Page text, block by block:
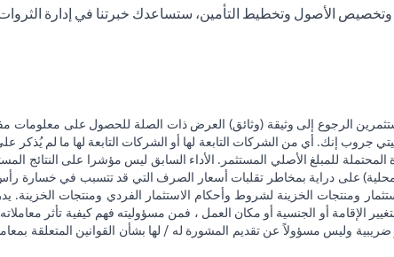
وتخصيص الأصول وتخطيط التأمين، ستساعدك خبرتنا في إدارة
الرجوع إلى وثيقة (وثائق) العرض ذات الصلة للحصول على معلومات
إنك. أي من الشركات التابعة لها أو الشركات التابعة لها ما لم يُذكر
للمبلغ الأصلي المستثمر. الأداء السابق ليس مؤشرا على النتائج
على دراية بمخاطر تقلبات أسعار الصرف التي قد تتسبب في خسارة رأس
ومنتجات الخزينة لشروط وأحكام الاستثمار الفردي ومنتجات الخزينة.
الإقامة أو الجنسية أو مكان العمل ، فمن مسؤوليته فهم كيفية تأثر معاملاته
وليس مسؤولاً عن تقديم المشورة له / لها بشأن القوانين المتعلقة